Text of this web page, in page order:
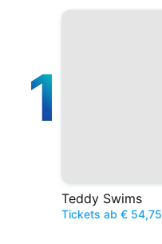
1
Teddy Swims
Tickets ab € 54,75